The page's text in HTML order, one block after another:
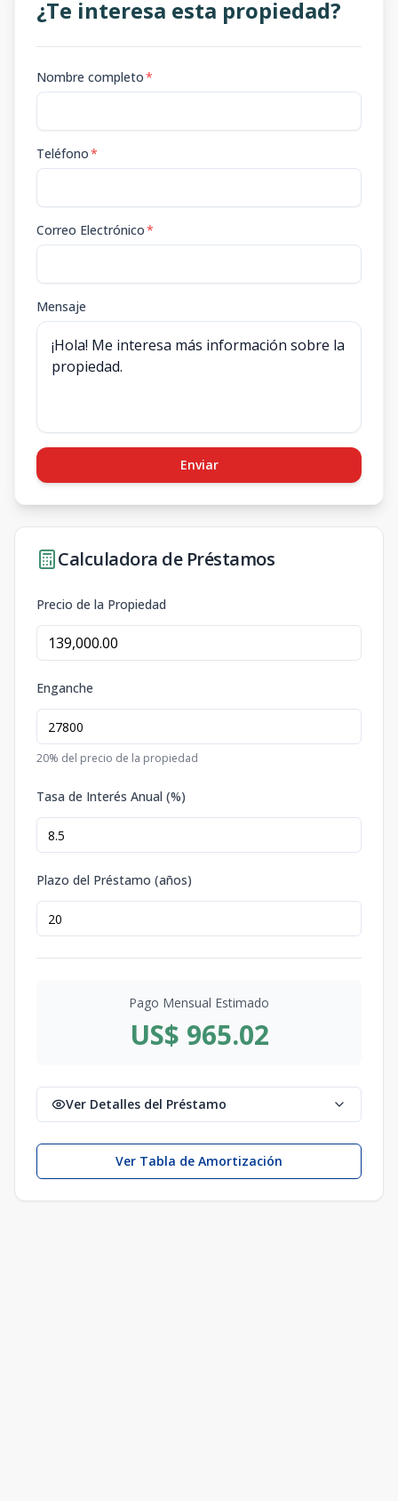
¿Te interesa esta propiedad?
Nombre completo*
Teléfono*
Correo Electrónico*
Mensaje
Enviar
Calculadora de Préstamos
Precio de la Propiedad
Enganche
20% del precio de la propiedad
Tasa de Interés Anual (%)
Plazo del Préstamo (años)
Pago Mensual Estimado
US$ 965.02
Ver Detalles del Préstamo
Ver Tabla de Amortización